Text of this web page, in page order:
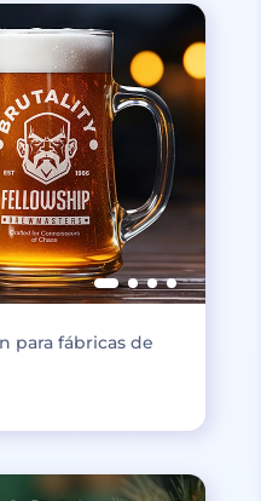
para fábricas de